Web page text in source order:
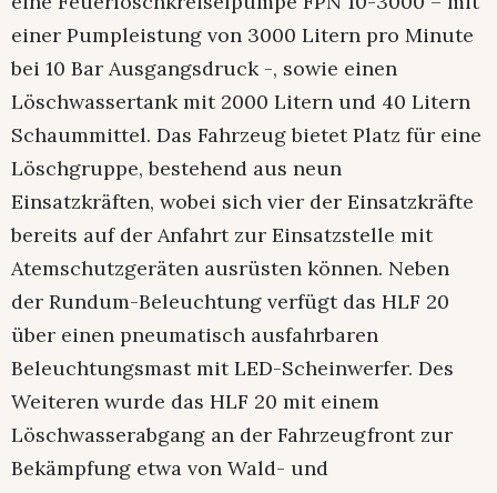
einer Pumpleistung von 3000 Litern pro Minute
bei 10 Bar Ausgangsdruck -, sowie einen
Löschwassertank mit 2000 Litern und 40 Litern
Schaummittel. Das Fahrzeug bietet Platz für eine
Löschgruppe, bestehend aus neun
Einsatzkräften, wobei sich vier der Einsatzkräfte
bereits auf der Anfahrt zur Einsatzstelle mit
Atemschutzgeräten ausrüsten können. Neben
der Rundum-Beleuchtung verfügt das HLF 20
über einen pneumatisch ausfahrbaren
Beleuchtungsmast mit LED-Scheinwerfer. Des
Weiteren wurde das HLF 20 mit einem
Löschwasserabgang an der Fahrzeugfront zur
Bekämpfung etwa von Wald- und